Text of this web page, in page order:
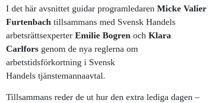
från
början
I det här avsnittet guidar programledaren Micke Valier
Furtenbach tillsammans med Svensk Handels
arbetsrättsexperter Emilie Bogren och Klara
Carlfors genom de nya reglerna om
arbetstidsförkortning i Svensk
Handels tjänstemannaavtal.
Tillsammans reder de ut hur den extra lediga dagen –